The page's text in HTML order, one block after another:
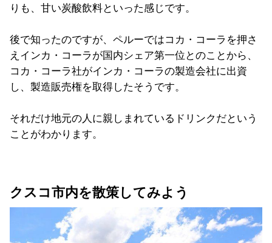
りも、甘い炭酸飲料といった感じです。
後で知ったのですが、ペルーではコカ・コーラを押さ
えインカ・コーラが国内シェア第一位とのことから、
コカ・コーラ社がインカ・コーラの製造会社に出資
し、製造販売権を取得したそうです。
それだけ地元の人に親しまれているドリンクだという
ことがわかります。
クスコ市内を散策してみよう